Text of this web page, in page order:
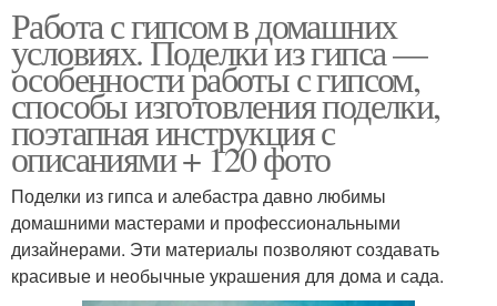
Работа с гипсом в домашних
условиях. Поделки из гипса —
особенности работы с гипсом,
способы изготовления поделки,
поэтапная инструкция с
описаниями + 120 фото
Поделки из гипса и алебастра давно любимы
домашними мастерами и профессиональными
дизайнерами. Эти материалы позволяют создавать
красивые и необычные украшения для дома и сада.